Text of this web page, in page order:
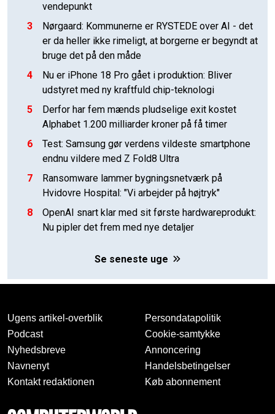
vendepunkt
3
Nørgaard: Kommunerne er RYSTEDE over AI - det
er da heller ikke rimeligt, at borgerne er begyndt at
bruge det på den måde
4
Nu er iPhone 18 Pro gået i produktion: Bliver
udstyret med ny kraftfuld chip-teknologi
5
Derfor har fem mænds pludselige exit kostet
Alphabet 1.200 milliarder kroner på få timer
6
Test: Samsung gør verdens vildeste smartphone
endnu vildere med Z Fold8 Ultra
7
Ransomware lammer bygningsnetværk på
Hvidovre Hospital: "Vi arbejder på højtryk"
8
OpenAI snart klar med sit første hardwareprodukt:
Nu pipler det frem med nye detaljer
Se seneste uge
Ugens artikel-overblik
Podcast
Nyhedsbreve
Navnenyt
Kontakt redaktionen
Persondatapolitik
Cookie-samtykke
Annoncering
Handelsbetingelser
Køb abonnement